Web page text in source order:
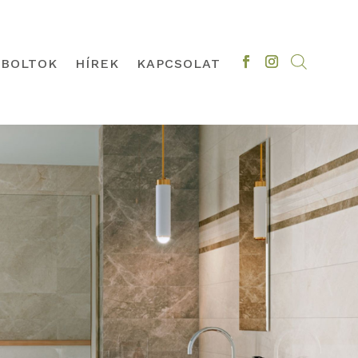
HÍREK KAPCSOLAT